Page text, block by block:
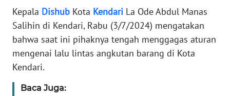
Kepala Dishub Kota Kendari La Ode Abdul Manas
Salihin di Kendari, Rabu (3/7/2024) mengatakan
bahwa saat ini pihaknya tengah menggagas aturan
mengenai lalu lintas angkutan barang di Kota
Kendari.
Baca Juga:
DISCLAIMER
News
Regional